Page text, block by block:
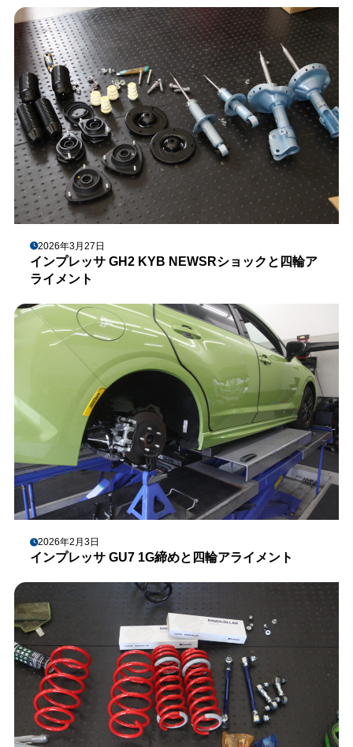
2026年3月27日
インプレッサ GH2 KYB NEWSRショックと四輪ア
ライメント
2026年2月3日
インプレッサ GU7 1G締めと四輪アライメント